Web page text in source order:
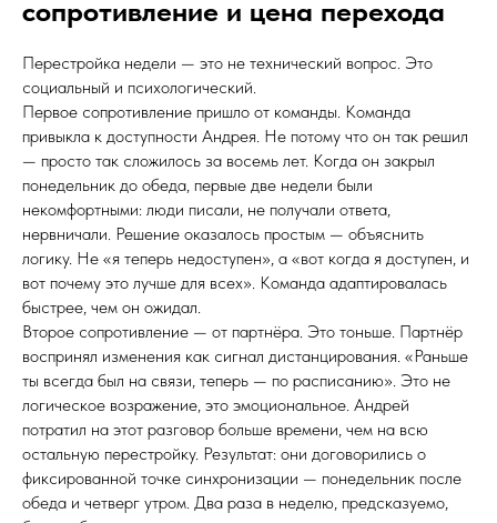
сопротивление и цена перехода
Перестройка недели — это не технический вопрос. Это
социальный и психологический.
Первое сопротивление пришло от команды. Команда
привыкла к доступности Андрея. Не потому что он так решил
— просто так сложилось за восемь лет. Когда он закрыл
понедельник до обеда, первые две недели были
некомфортными: люди писали, не получали ответа,
нервничали. Решение оказалось простым — объяснить
логику. Не «я теперь недоступен», а «вот когда я доступен, и
вот почему это лучше для всех». Команда адаптировалась
быстрее, чем он ожидал.
Второе сопротивление — от партнёра. Это тоньше. Партнёр
воспринял изменения как сигнал дистанцирования. «Раньше
ты всегда был на связи, теперь — по расписанию». Это не
логическое возражение, это эмоциональное. Андрей
потратил на этот разговор больше времени, чем на всю
остальную перестройку. Результат: они договорились о
фиксированной точке синхронизации — понедельник после
обеда и четверг утром. Два раза в неделю, предсказуемо,